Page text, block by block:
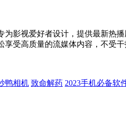
影视爱好者设计，提供最新热
受高质量的流媒体内容，不受干
鸭相机 致命解药 2023手机必备软